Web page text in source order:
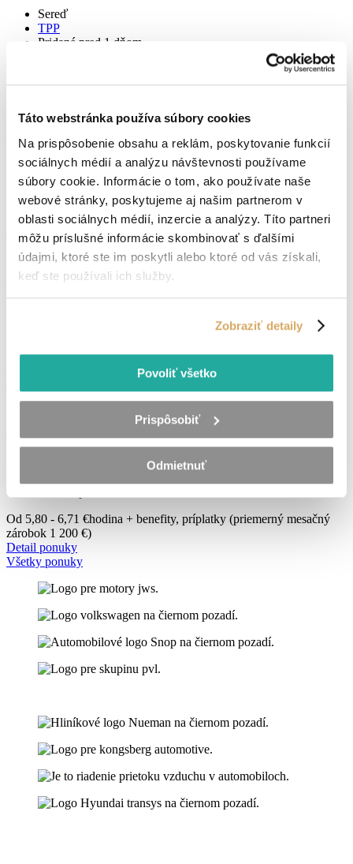
Táto webstránka používa súbory cookies
Na prispôsobenie obsahu a reklám, poskytovanie funkcií
sociálnych médií a analýzu návštevnosti používame
súbory cookie. Informácie o tom, ako používate naše
webové stránky, poskytujeme aj našim partnerom v
oblasti sociálnych médií, inzercie a analýzy. Títo partneri
môžu príslušné informácie skombinovať s ďalšími
údajmi, ktoré ste im poskytli alebo ktoré od vás získali,
keď ste používali ich služby.
Zobraziť detaily
Povoliť všetko
Prispôsobiť
Odmietnuť
Sereď
TPP
Pridané pred 1 dňom
Detail ponuky
Obsluha zváracieho robota Námestovo (SZČO)
Námestovo
Živnosť
Pridané pred 1 mesiacom
12 €hodina
Detail ponuky
Vodič VZV Bratislava
mesiac - 1350 € mesačne v čistom
Operátor výroby – Piešťany
Od 5,80 - 6,71 €hodina + benefity, príplatky (priemerný mesačný
zárobok 1 200 €)
Detail ponuky
Všetky ponuky